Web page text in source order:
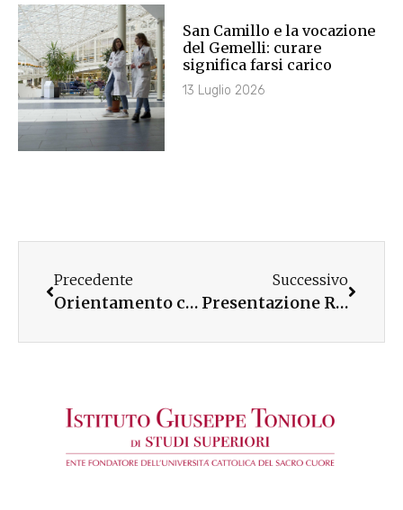
San Camillo e la vocazione
del Gemelli: curare
significa farsi carico
13 Luglio 2026
Precedente
Orientamento con FutureWay
Successivo
Presentazione Rapporto Giovani 2023 a Roma